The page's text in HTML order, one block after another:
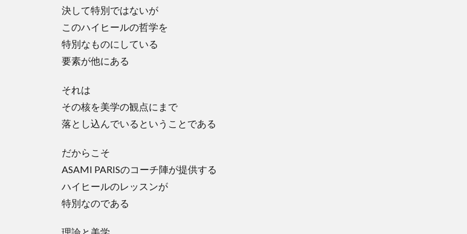
決して特別ではないが
このハイヒールの哲学を
特別なものにしている
要素が他にある
それは
その核を美学の観点にまで
落とし込んでいるということである
だからこそ
ASAMI PARISのコーチ陣が提供する
ハイヒールのレッスンが
特別なのである